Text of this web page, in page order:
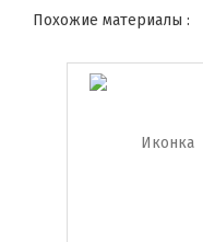
Похожие материалы :